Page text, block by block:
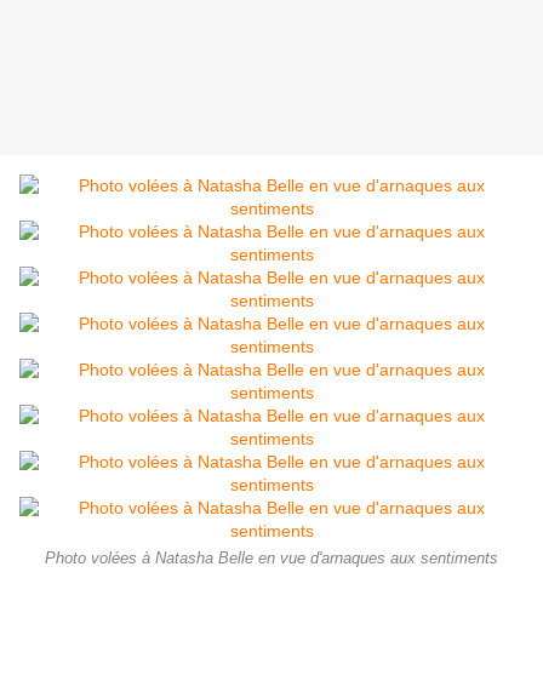
Photo volées à Natasha Belle en vue d'arnaques aux sentiments